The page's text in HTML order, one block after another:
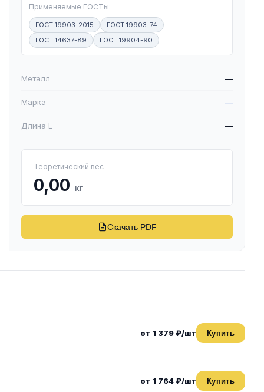
Применяемые ГОСТы:
ГОСТ 19903-2015
ГОСТ 19903-74
ГОСТ 14637-89
ГОСТ 19904-90
Металл —
Марка —
Длина L —
Теоретический вес
0,00 кг
Скачать PDF
от 1 379 ₽/шт Купить
от 1 764 ₽/шт Купить